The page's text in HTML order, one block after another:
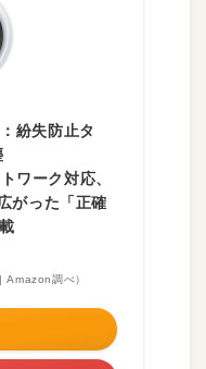
紛失防止タ
ワーク対応、
がった「正確
調べ）